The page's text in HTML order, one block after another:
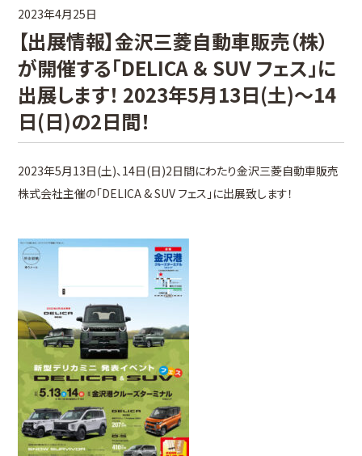
2023年4月25日
【出展情報】金沢三菱自動車販売（株）
が開催する「DELICA ＆ SUV フェス」に
出展します！ 2023年5月13日(土)～14
日(日)の2日間！
2023年5月13日(土)、14日(日)2日間にわたり金沢三菱自動車販売
株式会社主催の「DELICA & SUV フェス」に出展致します！